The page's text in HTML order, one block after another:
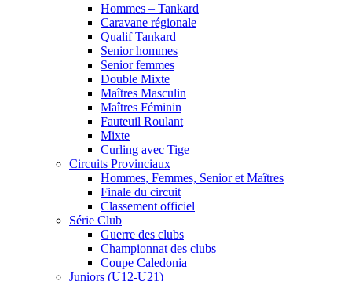
Hommes – Tankard
Caravane régionale
Qualif Tankard
Senior hommes
Senior femmes
Double Mixte
Maîtres Masculin
Maîtres Féminin
Fauteuil Roulant
Mixte
Curling avec Tige
Circuits Provinciaux
Hommes, Femmes, Senior et Maîtres
Finale du circuit
Classement officiel
Série Club
Guerre des clubs
Championnat des clubs
Coupe Caledonia
Juniors (U12-U21)